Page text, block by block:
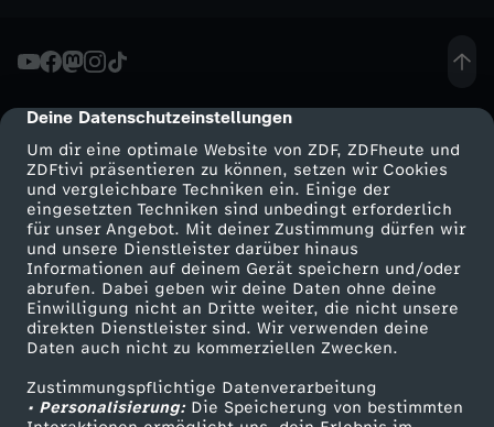
cmp-dialog-description
Deine Datenschutzeinstellungen
Um dir eine optimale Website von ZDF, ZDFheute und
ZDFtivi präsentieren zu können, setzen wir Cookies
und vergleichbare Techniken ein. Einige der
eingesetzten Techniken sind unbedingt erforderlich
für unser Angebot. Mit deiner Zustimmung dürfen wir
und unsere Dienstleister darüber hinaus
Informationen auf deinem Gerät speichern und/oder
abrufen. Dabei geben wir deine Daten ohne deine
Einwilligung nicht an Dritte weiter, die nicht unsere
direkten Dienstleister sind. Wir verwenden deine
Daten auch nicht zu kommerziellen Zwecken.
Zustimmungspflichtige Datenverarbeitung
• Personalisierung:Die Speicherung von bestimmten
i
s
k
a
P
r
e
Mehr ZDF
ZDF-Apps
Smart TV
ZDFtext
Livestreams
Sendungen A-Z
Service
ZDFmitreden
Kontakt zum ZDF
Tickets
Zuschauerservice
Hilfe